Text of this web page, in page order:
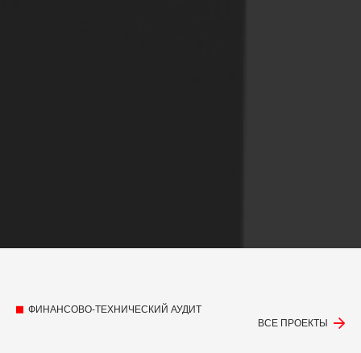
ФИНАНСОВО-ТЕХНИЧЕСКИЙ АУДИТ
ВСЕ ПРОЕКТЫ